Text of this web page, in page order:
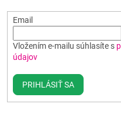
Email
Vložením e-mailu súhlasíte s
údajov
PRIHLÁSIŤ SA